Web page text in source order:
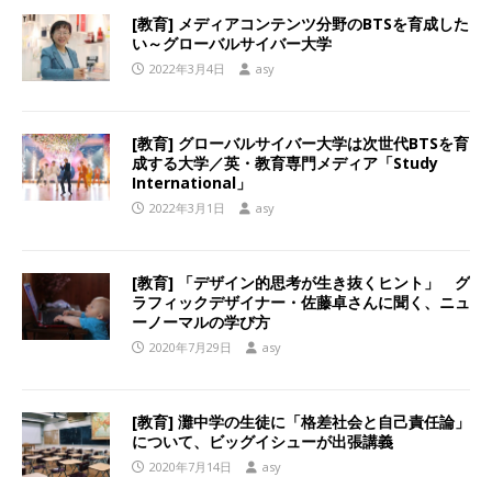
[教育] メディアコンテンツ分野のBTSを育成した
い～グローバルサイバー大学
2022年3月4日 asy
[教育] グローバルサイバー大学は次世代BTSを育
成する大学／英・教育専門メディア「Study
International」
2022年3月1日 asy
[教育] 「デザイン的思考が生き抜くヒント」 グ
ラフィックデザイナー・佐藤卓さんに聞く、ニュ
ーノーマルの学び方
2020年7月29日 asy
[教育] 灘中学の生徒に「格差社会と自己責任論」
について、ビッグイシューが出張講義
2020年7月14日 asy